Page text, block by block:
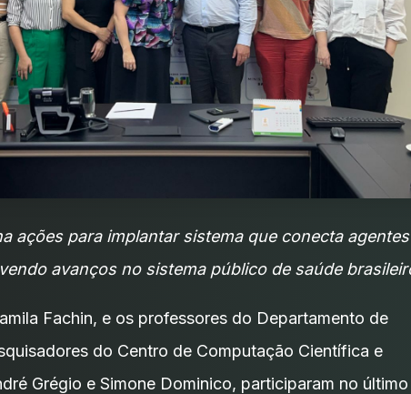
ações para implantar sistema que conecta
avanços no sistema público de saúde
Fachin, e os professores do Departamento de
do Centro de Computação Científica e
Grégio e Simone Dominico, participaram no último